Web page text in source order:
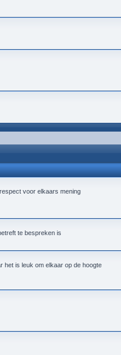
voor elkaars mening
te bespreken is
het is leuk om elkaar op de hoogte